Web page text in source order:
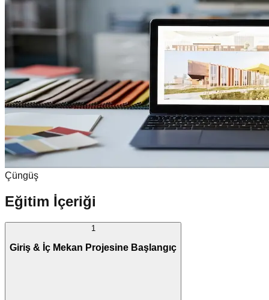
Çüngüş
Eğitim İçeriği
1
Giriş & İç Mekan Projesine Başlangıç